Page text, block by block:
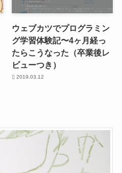
ウェブカツでプログラミン
グ学習体験記〜4ヶ月経っ
たらこうなった（卒業後レ
ビューつき）
2019.03.12